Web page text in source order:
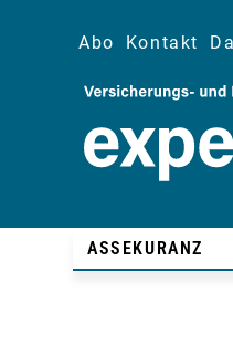
Abo Kontakt
ASSEKURANZ